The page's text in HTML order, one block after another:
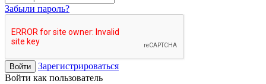
Забыли пароль?
Войти
Зарегистрироваться
Войти как пользователь